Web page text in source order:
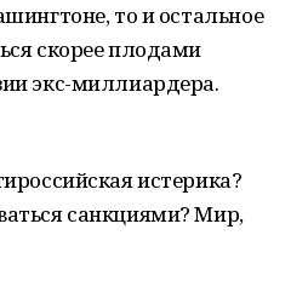
то и остальное
скорее плодами
экс-миллиардера.
истерика?
санкциями? Мир,